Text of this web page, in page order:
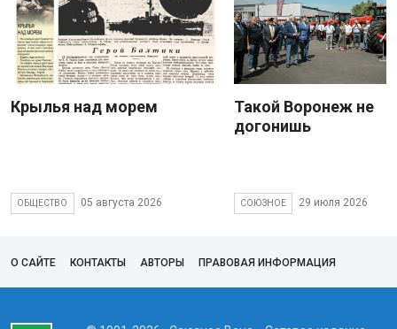
Крылья над морем
ОБЩЕСТВО 05 августа 2026
Такой Воронеж не
догонишь
СОЮЗНОЕ 29 июля 2026
О САЙТЕ КОНТАКТЫ АВТОРЫ ПРАВОВАЯ ИНФОРМАЦИЯ